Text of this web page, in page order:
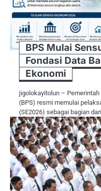
BPS Mulai
Fondasi Data
Ekonomi
jigolokayitolun –
(BPS) resmi memulai
(SE2026) sebagai bagian